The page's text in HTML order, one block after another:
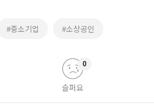
#중소기업 #소상공인
슬퍼요
0